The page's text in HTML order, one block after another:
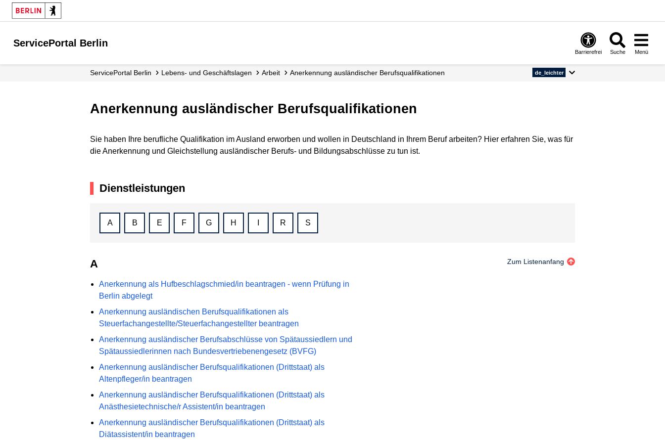
ServicePortal Berlin
Barrierefrei Suche Menü
ServicePortal Berlin Lebens- und Geschäftslagen Arbeit Anerkennung ausländischer Berufsqualifikationen de_leichter
Anerkennung ausländischer Berufsqualifika­tionen
Sie haben Ihre berufliche Qualifikation im Ausland erworben und wollen in Deutschland in Ihrem Beruf arbeiten? Hier erfahren Sie, was für
die Anerkennung und Gleichstellung ausländischer Berufs- und Bildungsabschlüsse zu tun ist.
Dienstleistungen
A B E F G H R S
A Zum Listenanfang
Anerkennung als Hufbeschlagschmied/in beantragen - wenn Prüfung in
Berlin abgelegt
Anerkennung ausländischen Berufsqualifikationen als
Steuerfachangestellte/Steuerfachangestellter beantragen
Anerkennung ausländischer Berufsabschlüsse von Spätaussiedlern und
Spätaussiedlerinnen nach Bundesvertriebenengesetz (BVFG)
Anerkennung ausländischer Berufsqualifikationen (Drittstaat) als
Altenpfleger/in beantragen
Anerkennung ausländischer Berufsqualifikationen (Drittstaat) als
Anästhesietechnische/r Assistent/in beantragen
Anerkennung ausländischer Berufsqualifikationen (Drittstaat) als
Diätassistent/in beantragen